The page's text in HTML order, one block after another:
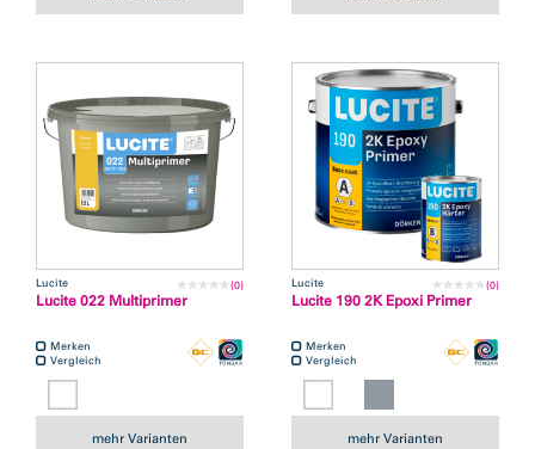
Lucite (0)
Lucite 022 Multiprimer
Merken
Vergleich
mehr Varianten
Lucite (0)
Lucite 190 2K Epoxi Primer
Merken
Vergleich
mehr Varianten